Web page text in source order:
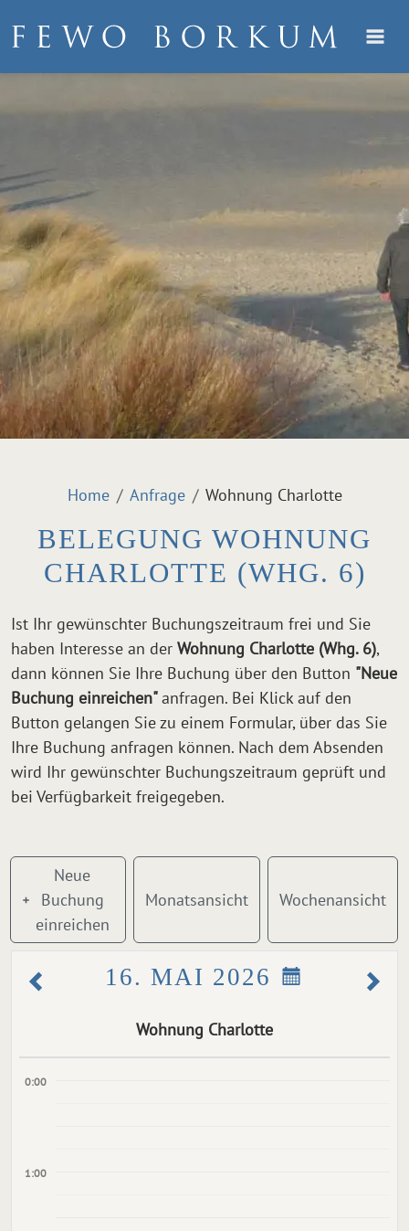
Home Anfrage Wohnung Charlotte
BELEGUNG WOHNUNG
CHARLOTTE (WHG. 6)
Ist Ihr gewünschter Buchungszeitraum frei und Sie
haben Interesse an der Wohnung Charlotte (Whg. 6),
dann können Sie Ihre Buchung über den Button "Neue
Buchung einreichen"anfragen. Bei Klick auf den
Button gelangen Sie zu einem Formular, über das Sie
Ihre Buchung anfragen können. Nach dem Absenden
wird Ihr gewünschter Buchungszeitraum geprüft und
bei Verfügbarkeit freigegeben.
Neue
Buchung
einreichen
Monatsansicht Wochenansicht
16. MAI 2026
Wohnung Charlotte
0:00
1:00